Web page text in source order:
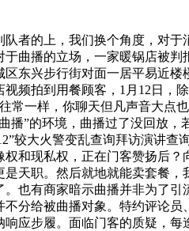
的上，我们换个角度，对于
于曲播的立场，一家暖锅店被
区东兴步行街对面一居平易近
频拍到用餐顾客，1月12日，
常一样，你聊天但凡声音大点
播”的环境，曲播过了没回放
较大火警变乱查询拜访演讲
和现私权，正在门客赞扬后
天职。然后就地就能卖套餐
也有商家暗示曲播并非为了
不分给被曲播对象。特约评论
应步履。面临门客的质疑，